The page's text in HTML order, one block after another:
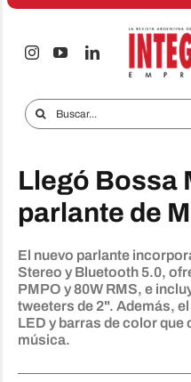
Saltar
Audio & TV
iTECNO
Celulares
Informes Especiales
Anuncie
Contacto
Buscar:
Llegó Bossa
parlante de
El nuevo parlante
Stereo y Bluetooth 5.0,
PMPO y 80W RMS, e
tweeters de 2". Además,
LED y barras de color
música.